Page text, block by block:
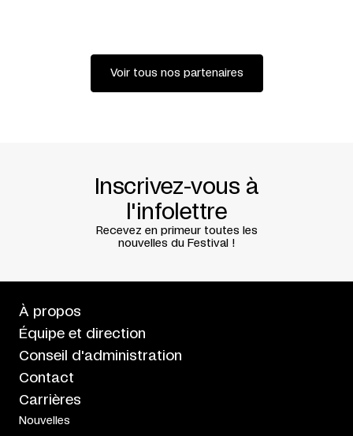
Voir tous nos partenaires
Inscrivez-vous à
l'infolettre
Recevez en primeur toutes les
nouvelles du Festival !
À propos
Équipe et direction
Conseil d'administration
Contact
Carrières
Nouvelles